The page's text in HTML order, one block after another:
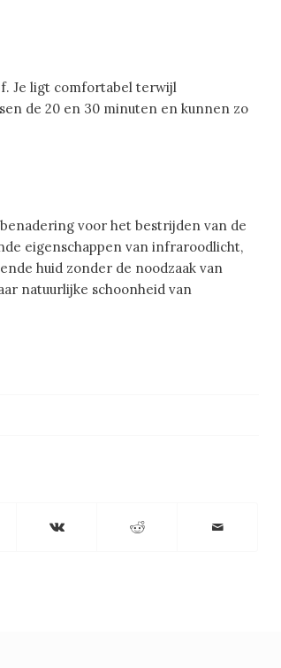
Je ligt comfortabel terwijl
de 20 en 30 minuten en kunnen zo
voor het bestrijden van de
eigenschappen van infraroodlicht,
huid zonder de noodzaak van
natuurlijke schoonheid van